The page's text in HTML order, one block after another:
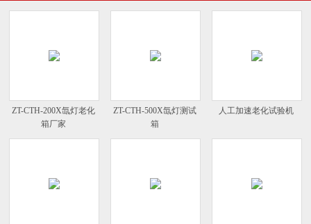
ZT-CTH-200X氙灯老化
箱厂家
ZT-CTH-500X氙灯测试
箱
人工加速老化试验机